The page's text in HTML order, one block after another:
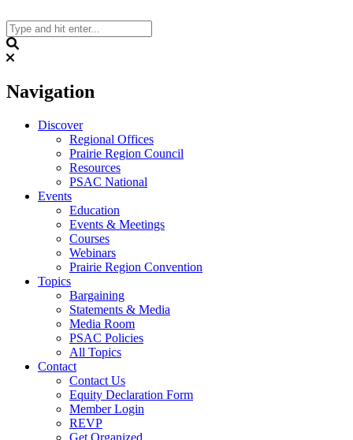
to
content
Navigation
Discover
Regional Offices
Prairie Region Council
Resources
PSAC National
Events
Education
Events & Meetings
Courses
Webinars
Prairie Region Convention
Topics
Bargaining
Statements & Media
Media Room
PSAC Policies
All Topics
Contact
Contact Us
Equity Declaration Form
Member Login
REVP
Get Organized